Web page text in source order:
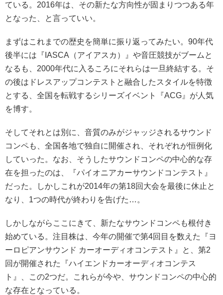
ている。2016年は、その新たな方向性が固まりつつある年
となった、と言っていい。
まずはこれまでの歴史を簡単に振り返ってみたい。90年代
後半には『IASCA（アイアスカ）』や音圧競技がブームと
なるも、2000年代に入るころにそれらは一旦終結する。そ
の後はドレスアップコンテストと融合したスタイルを特徴
とする、全国を転戦するシリーズイベント『ACG』が人気
を博す。
そしてそれとは別に、音質のみがジャッジされるサウンド
コンペも、全国各地で独自に開催され、それぞれが恒例化
していった。なお、そうしたサウンドコンペの中心的な存
在を担ったのは、『パイオニアカーサウンドコンテスト』
だった。しかしこれが2014年の第18回大会を最後に休止と
なり、1つの時代が終わりを告げた…。
しかしながらここにきて、新たなサウンドコンペも根付き
始めている。注目株は、今年の開催で第4回目を数えた『ヨ
ーロピアンサウンド カーオーディオコンテスト』と、第2
回が開催された『ハイエンドカーオーディオコンテス
ト』、この2つだ。これらが今や、サウンドコンペの中心的
な存在となっている。